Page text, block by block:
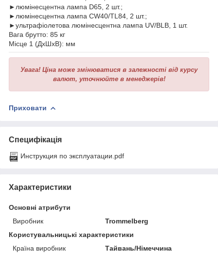
►люмінесцентна лампа D65, 2 шт.;
►люмінесцентна лампа CW40/TL84, 2 шт.;
►ультрафіолетова люмінесцентна лампа UV/BLB, 1 шт.
Вага брутто: 85 кг
Місце 1 (ДхШхВ): мм
Увага! Ціна може змінюватися в залежності від курсу
валют, уточнюйте в менеджерів!
Приховати
Специфікація
Инструкция по эксплуатации.pdf
Характеристики
Основні атрибути
Виробник
Trommelberg
Користувальницькі характеристики
Країна виробник
Тайвань/Німеччина